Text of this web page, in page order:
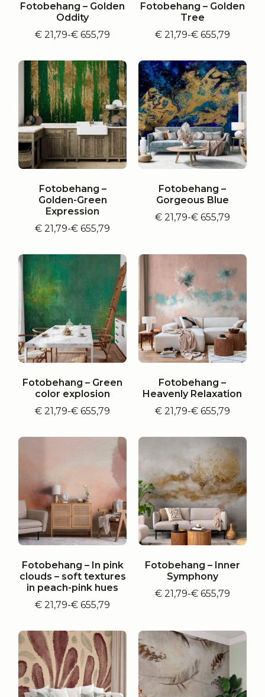
Fotobehang – Golden
Oddity
€ 21,79-€ 655,79
Prijsklasse:
tot
€ 655,79
Fotobehang – Golden
Tree
€21,79-€655,79
Prijsklasse:
tot
€ 655,79
Fotobehang –
Golden-Green
Expression
€ 21,79-€ 655,79
Prijsklasse:
tot
Fotobehang –
Gorgeous Blue
€21,79-€655,79
Prijsklasse:
€ 655,79
Fotobehang – Green
color explosion
€ 21,79-€ 655,79
Prijsklasse:
tot
Fotobehang –
Heavenly Relaxation
€21,79-€655,79
Prijsklasse:
tot
€ 655,79
Fotobehang – In pink
clouds – soft textures
in peach-pink hues
€ 21,79-€ 655,79
Prijsklasse:
tot
€ 655,79
Fotobehang – Inner
Symphony
€21,79-€655,79
Prijsklasse:
€ 655,79